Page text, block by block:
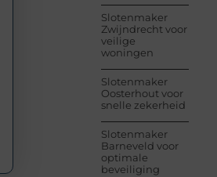
Slotenmaker
Zwijndrecht voor
veilige
woningen
Slotenmaker
Oosterhout voor
snelle zekerheid
Slotenmaker
Barneveld voor
optimale
beveiliging